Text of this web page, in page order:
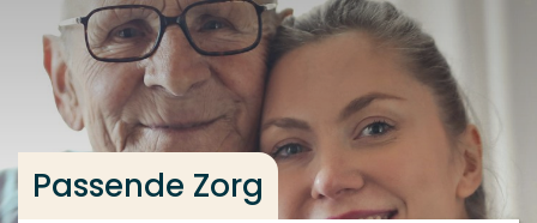
Ga direct naar de content
... > Passende Zorg
Passende Zorg
Veel gezocht